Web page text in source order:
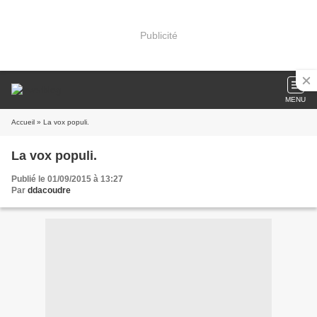
Publicité
MENU
Accueil » La vox populi.
La vox populi.
Publié le 01/09/2015 à 13:27
Par ddacoudre